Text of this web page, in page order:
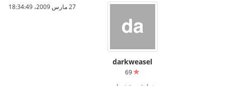
darkweasel
27 مارس 2009،‏ 18:34:49